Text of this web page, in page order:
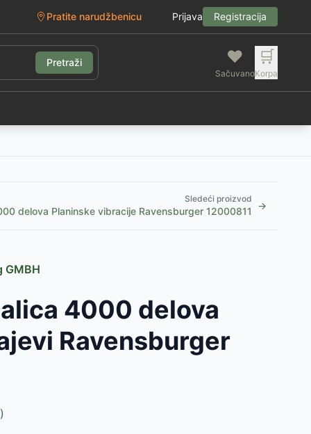
Pratite narudžbenicu Prijava Registracija
Pretraži ❤️
Sačuvano
🛒
Korpa
Sledeći proizvod
delova Planinske vibracije Ravensburger 12000811 →
GMBH
4000 delova
Ravensburger